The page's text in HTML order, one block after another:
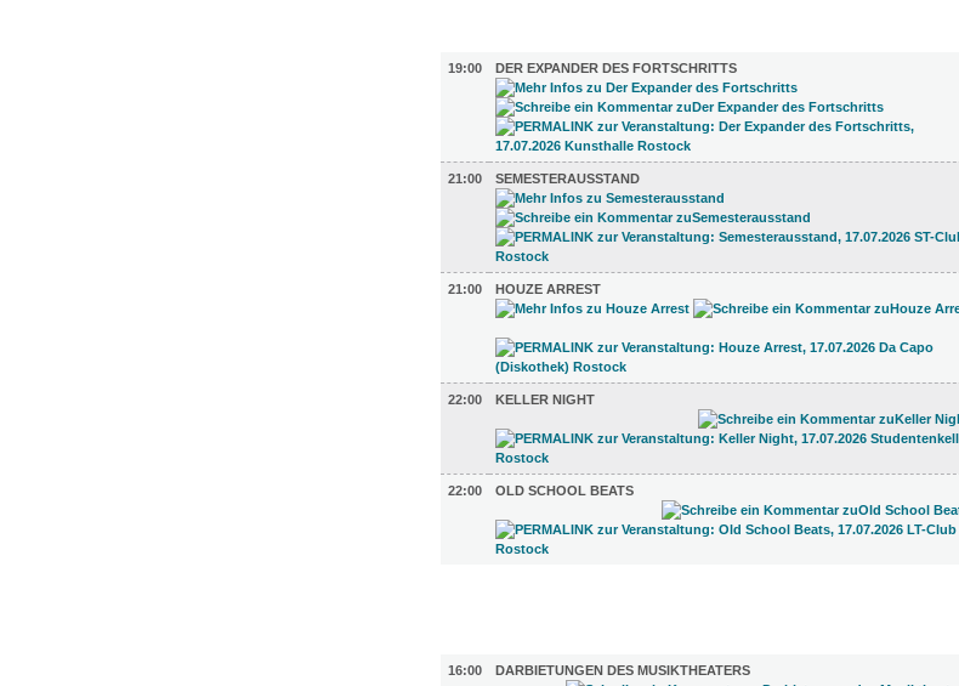
19:00
DER EXPANDER DES FORTSCHRITTS
21:00 SEMESTERAUSSTAND
21:00 HOUZE ARREST
22:00 KELLER NIGHT
22:00 OLD SCHOOL BEATS
16:00
DARBIETUNGEN DES MUSIKTHEATERS